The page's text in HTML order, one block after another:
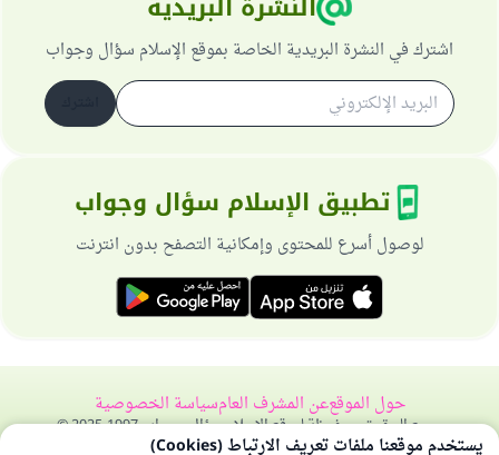
اشترك في النشرة البريدية الخاصة بموقع الإسلام سؤال وجواب
تطبيق الإسلام سؤال وجواب
لوصول أسرع للمحتوى وإمكانية التصفح بدون انترنت
حول الموقععن المشرف العامسياسة الخصوصية
جميع الحقوق محفوظة لموقع الإسلام سؤال وجواب 1997-2025 ©
يستخدم موقعنا ملفات تعريف الارتباط (Cookies)